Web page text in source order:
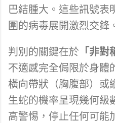
巴結腫大。這些訊號表
圍的病毒展開激烈交鋒
判別的關鍵在於 「非對
不適感完全侷限於身體
橫向帶狀（胸腹部）或
生蛇的機率呈現幾何級
高警惕，停止任何可能